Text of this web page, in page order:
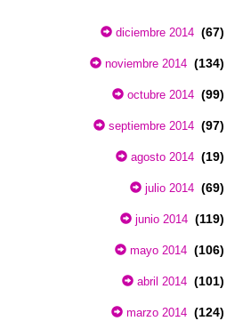
diciembre 2014 (67)
noviembre 2014 (134)
octubre 2014 (99)
septiembre 2014 (97)
agosto 2014 (19)
julio 2014 (69)
junio 2014 (119)
mayo 2014 (106)
abril 2014 (101)
marzo 2014 (124)